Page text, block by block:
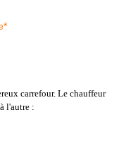
carrefour. Le chauffeur
l'autre :